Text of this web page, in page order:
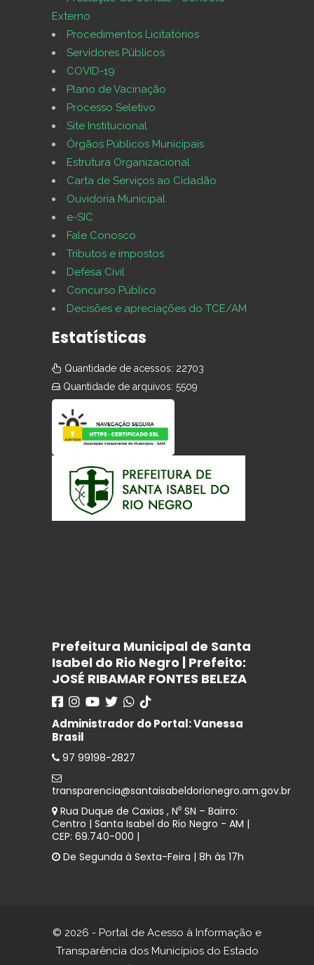
Externo
Procedimentos Licitatórios
Servidores Públicos
COVID-19
Plano de Vacinação
Processo Seletivo
Site Institucional
Órgãos Públicos Municipais
Estrutura Organizacional
Carta de Serviços ao Cidadão
Ouvidoria Municipal
e-SIC
Fale Conosco
Tributos e impostos
Defesa Civil
Concurso Público
Decisões e apreciações do TCE/AM
Estatísticas
Quantidade de acessos: 22703
Quantidade de arquivos: 5509
Prefeitura Municipal de Santa
Isabel do Rio Negro | Prefeito:
JOSÉ RIBAMAR FONTES BELEZA
Administrador do Portal: Vanessa
Brasil
97 99198-2827
transparencia@santaisabeldorionegro.am.gov.br
Rua Duque de Caxias , N⁰ SN – Bairro:
Centro | Santa Isabel do Rio Negro - AM |
CEP: 69.740-000 |
De Segunda à Sexta-Feira | 8h às 17h
© 2026 - Portal de Acesso à Informação e
Transparência dos Municípios do Estado